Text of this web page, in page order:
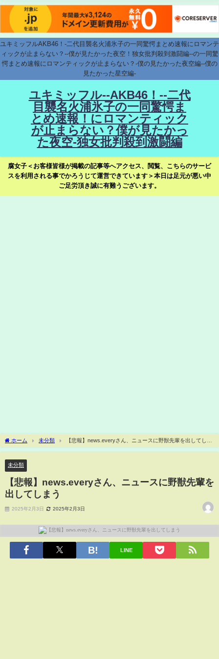
ユキミッフルAKB46！-二代目襲名火浦氷子の一同驚愕まとめ速報にロマンテ
ィックが止まらない？--僕が見たかった夜空！独女批判殺到激闘編--の一同驚
愕まとめ速報にロマンティックが止まらない？-僕の見たかった夜空編--僕の
見たかった星空編-
ユキミッフル--AKB46！--二代
目襲名火浦氷子の一同驚愕ま
とめ速報！にロマンティック
が止まらない？僕が見たかっ
た夜空-独女批判殺到激闘編
腐女子＜お客様皆様が掲載の記事等へアクセス、閲覧、こちらのサービ
スを利用される事でかろうじて運営できています＞本日は足元が悪い中
ご足労頂き誠に有難うございます。
ホーム 未分類
【悲報】news.everyさん、ニュースに野獣先輩を出してしま
う
未分類
【悲報】news.everyさん、ニュースに野獣先輩を
出してしまう
2025年2月3日 2025年2月3日
LINE